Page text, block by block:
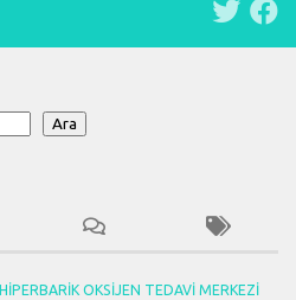
Ara
HIPERBARIK OKSIJEN TEDAVI MERKEZI